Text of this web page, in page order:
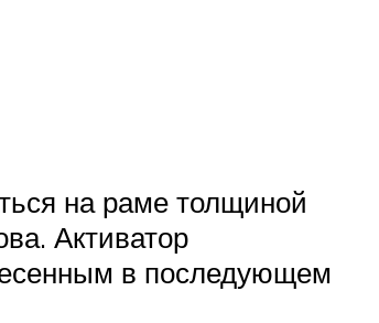
на раме толщиной
Активатор
в последующем